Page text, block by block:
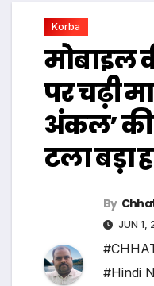
Korba
मोबाइल
पर चढ़ी
अंकल’
टला बड़ा
By
JUN 1,
#Hindi